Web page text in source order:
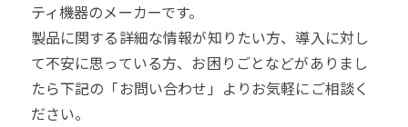
ティ機器のメーカーです。
製品に関する詳細な情報が知りたい方、導入に対し
て不安に思っている方、お困りごとなどがありまし
たら下記の「お問い合わせ」よりお気軽にご相談く
ださい。